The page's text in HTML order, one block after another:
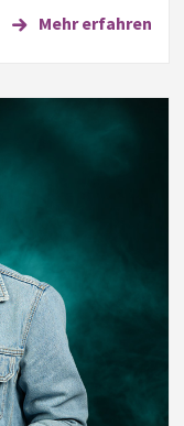
Mehr erfahren